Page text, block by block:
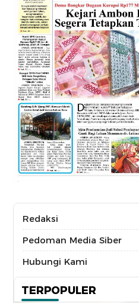
Redaksi
Pedoman Media Siber
Hubungi Kami
TERPOPULER